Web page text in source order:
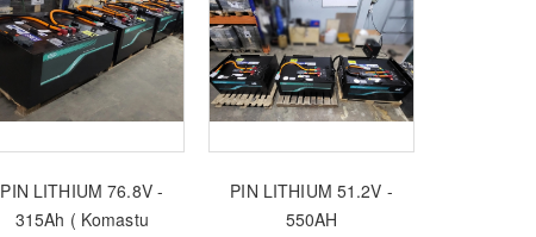
PIN LITHIUM 76.8V -
315Ah ( Komastu
PIN LITHIUM 51.2V -
550AH